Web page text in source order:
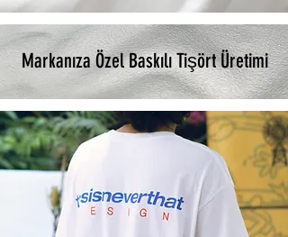
Markanıza Özel Baskılı Tişört Üretimi